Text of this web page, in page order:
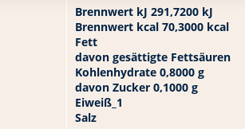
Brennwert kJ 291,7200 kJ
Brennwert kcal 70,3000 kcal
Fett
davon gesättigte Fettsäuren
Kohlenhydrate 0,8000 g
davon Zucker 0,1000 g
Eiweiß_1
Salz